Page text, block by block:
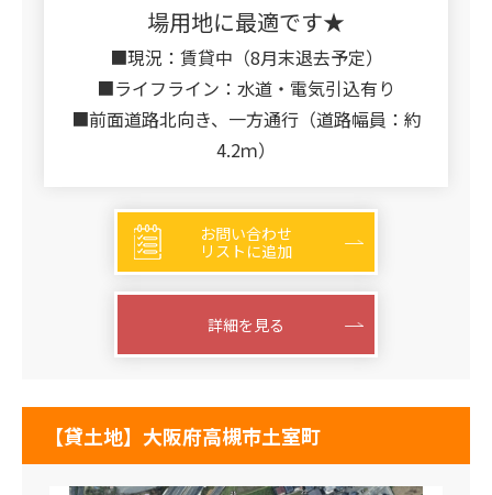
場用地に最適です★
■現況：賃貸中（8月末退去予定）
■ライフライン：水道・電気引込有り
■前面道路北向き、一方通行（道路幅員：約
4.2ｍ）
お問い合わせ
リストに追加
詳細を見る
【貸土地】大阪府高槻市土室町